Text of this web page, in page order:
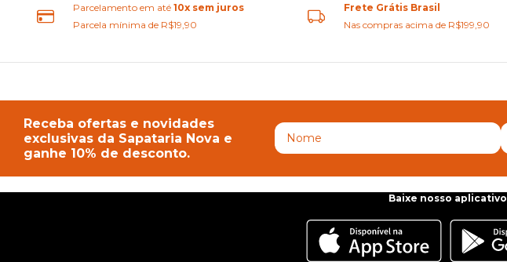
Parcelamento em até10x sem juros
Parcela mínima de R$19,90
Frete Grátis Brasil
Nas compras acima de R$199,90
Receba ofertas e novidades
exclusivas da Sapataria Nova e
ganhe 10% de desconto.
Baixe nosso aplicativo